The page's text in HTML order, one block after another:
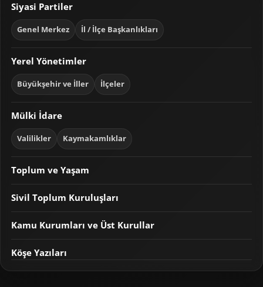
Siyasi Partiler
Genel Merkez İl / İlçe Başkanlıkları
Yerel Yönetimler
Büyükşehir ve İller İlçeler
Mülki İdare
Valilikler Kaymakamlıklar
Toplum ve Yaşam
Sivil Toplum Kuruluşları
Kamu Kurumları ve Üst Kurullar
Köşe Yazıları